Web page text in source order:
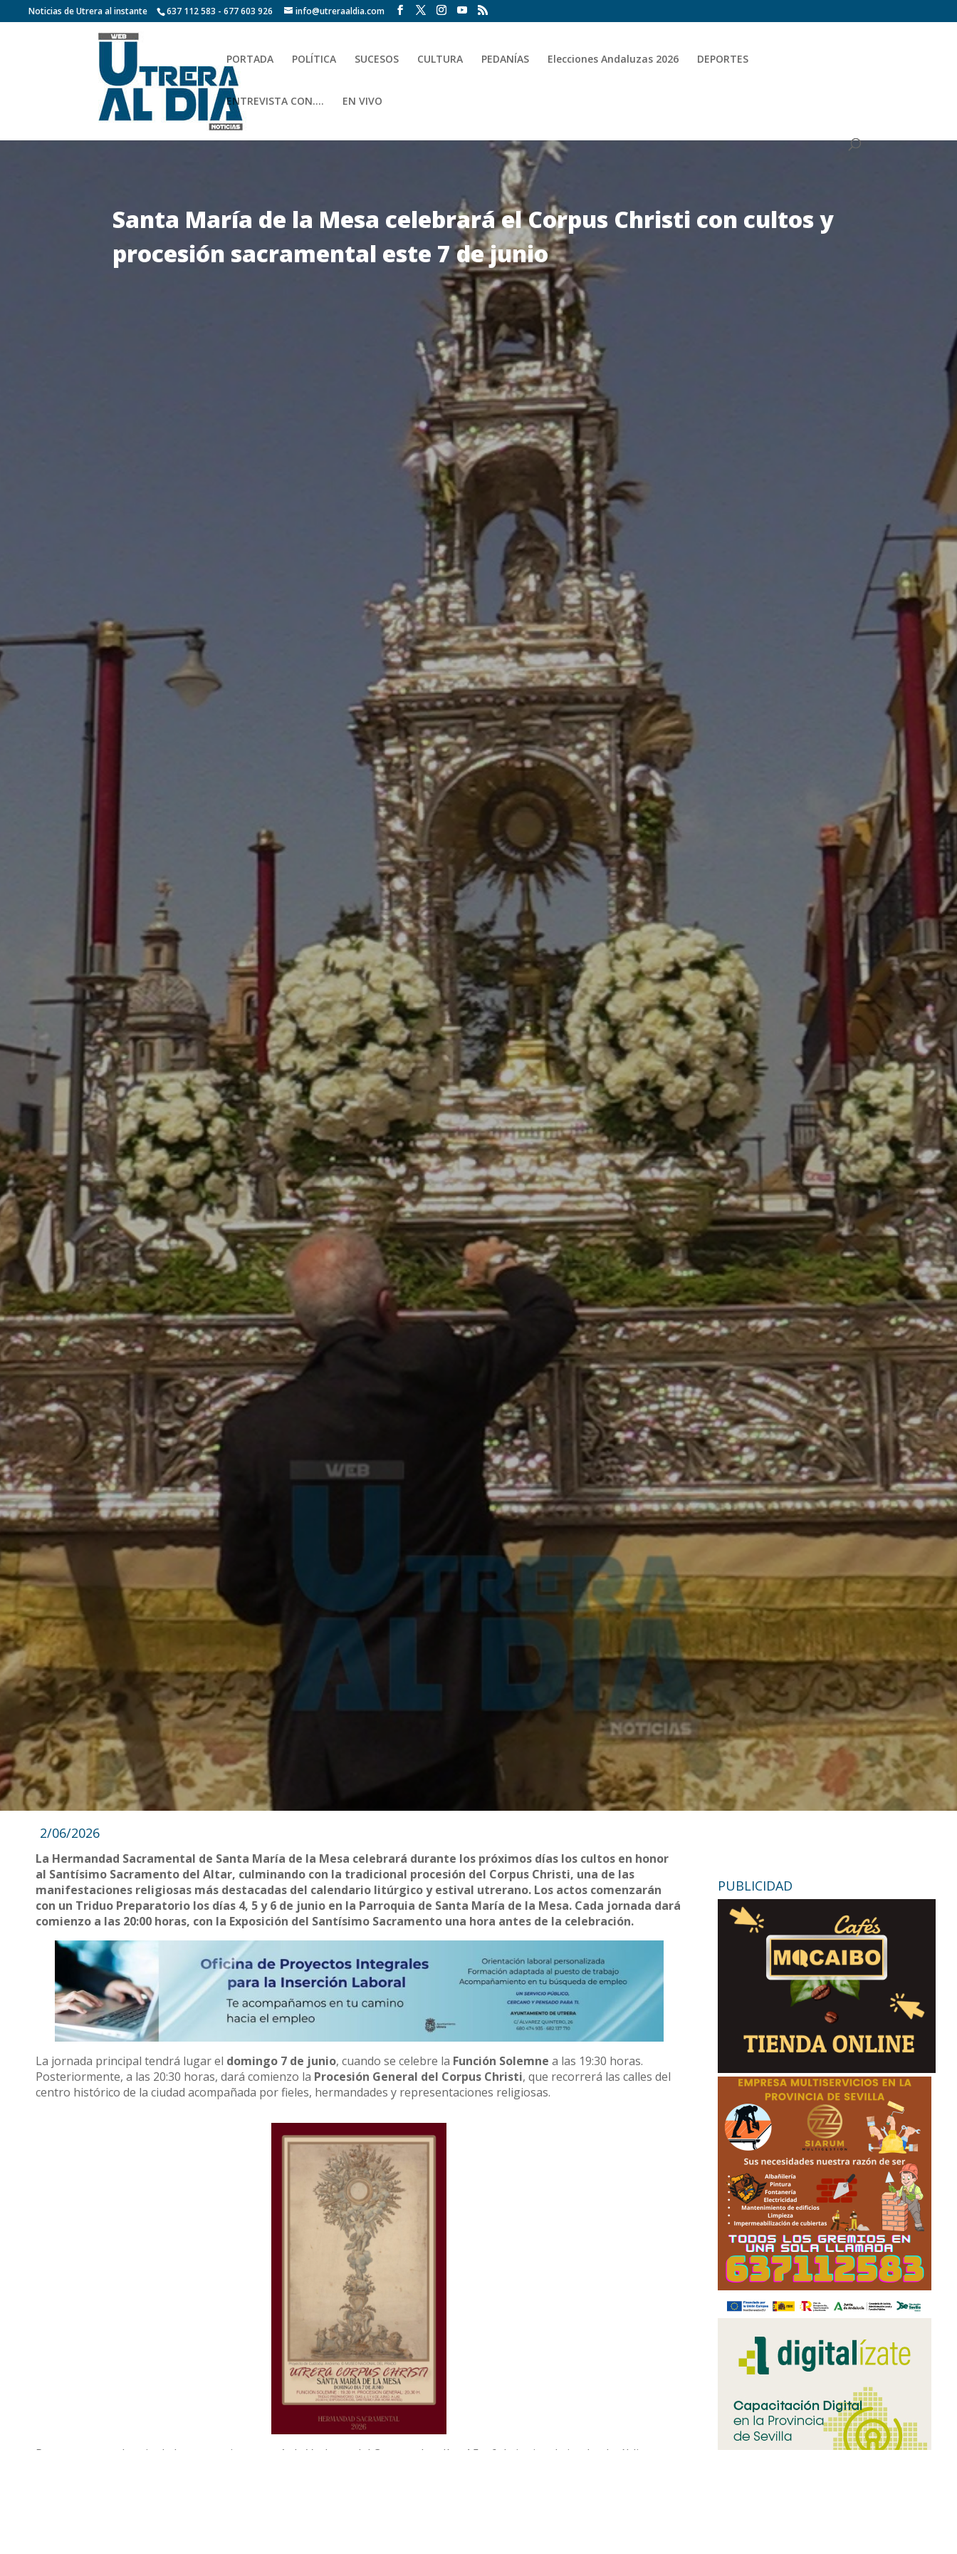
Noticias de Utrera al instante 637 112 583 - 677 603 926 info@utreraaldia.com
PORTADA POLÍTICA SUCESOS CULTURA PEDANÍAS Elecciones Andaluzas 2026 DEPORTES
ENTREVISTA CON…. EN VIVO
Santa María de la Mesa celebrará el Corpus Christi con cultos y
procesión sacramental este 7 de junio
2/06/2026
La Hermandad Sacramental de Santa María de la Mesa celebrará durante los próximos días los cultos en honor
al Santísimo Sacramento del Altar, culminando con la tradicional procesión del Corpus Christi, una de las
manifestaciones religiosas más destacadas del calendario litúrgico y estival utrerano. Los actos comenzarán
con un Triduo Preparatorio los días 4, 5 y 6 de junio en la Parroquia de Santa María de la Mesa. Cada jornada dará
comienzo a las 20:00 horas, con la Exposición del Santísimo Sacramento una hora antes de la celebración.
La jornada principal tendrá lugar el domingo 7 de junio, cuando se celebre la Función Solemne a las 19:30 horas.
Posteriormente, a las 20:30 horas, dará comienzo la Procesión General del Corpus Christi, que recorrerá las calles del
centro histórico de la ciudad acompañada por fieles, hermandades y representaciones religiosas.
Por otra parte el patio de la parroquia acogerá «la Verbena del Corpus» los días 4,5 y 6 de junio, abriendo al público
PUBLICIDAD